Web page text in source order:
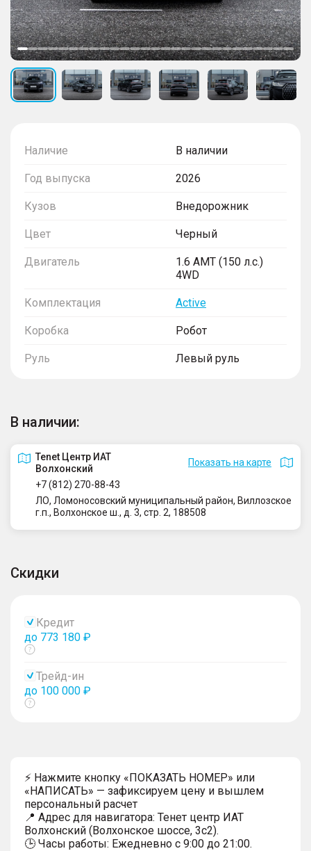
Наличие В наличии
Год выпуска 2026
Кузов Внедорожник
Цвет Черный
Двигатель
1.6 AMT (150 л.с.)
4WD
Комплектация Active
Коробка Робот
Руль Левый руль
В наличии:
Tenet Центр ИАТ
Волхонский
Показать на карте
+7 (812) 270-88-43
ЛО, Ломоносовский муниципальный район, Виллозское
г.п., Волхонское ш., д. 3, стр. 2, 188508
Скидки
Кредит
до 773 180 ₽
Показать
Трейд-ин
до 100 000 ₽
Показать
⚡ Нажмите кнопку «ПОКАЗАТЬ НОМЕР» или
«НАПИСАТЬ» — зафиксируем цену и вышлем
персональный расчет
📍 Адрес для навигатора: Тенет центр ИАТ
Волхонский (Волхонское шоссе, 3с2).
🕒 Часы работы: Ежедневно с 9:00 до 21:00.